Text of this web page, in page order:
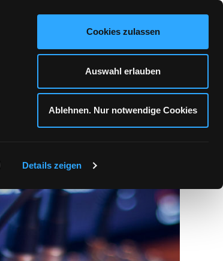
Details zeigen
Cookies zulassen
Auswahl erlauben
Ablehnen. Nur notwendige Cookies
KONTAKT